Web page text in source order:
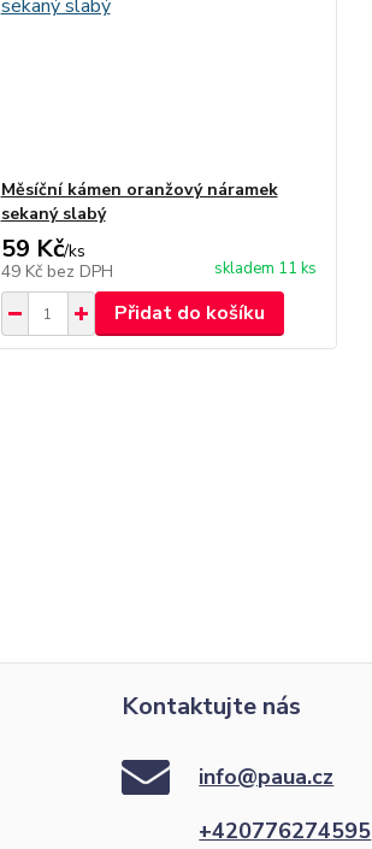
Měsíční kámen oranžový náramek
sekaný slabý
59 Kč/ks
49 Kč bez DPH skladem 11 ks
Přidat do košíku
Kontaktujte nás
info@paua.cz
+420776274595